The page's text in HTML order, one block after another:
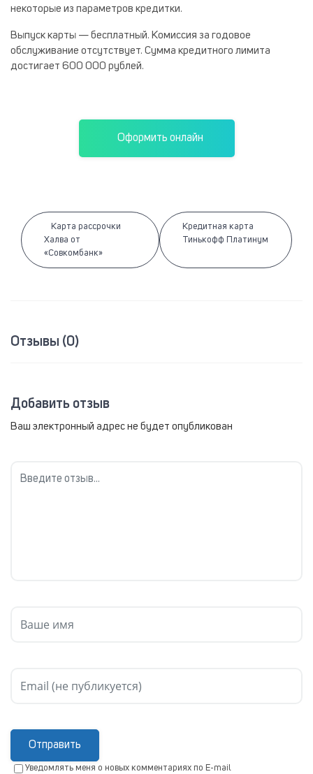
некоторые из параметров кредитки.
Выпуск карты — бесплатный. Комиссия за годовое
обслуживание отсутствует. Сумма кредитного лимита
достигает 600 000 рублей.
Оформить онлайн
Карта рассрочки
Халва от
«Совкомбанк»
Кредитная карта
Тинькофф Платинум
Отзывы (0)
Добавить отзыв
Ваш электронный адрес не будет опубликован
Отправить
Уведомлять меня о новых комментариях по E-mail